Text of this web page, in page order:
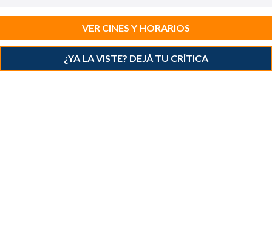
VER CINES Y HORARIOS
¿YA LA VISTE? DEJÁ TU CRÍTICA